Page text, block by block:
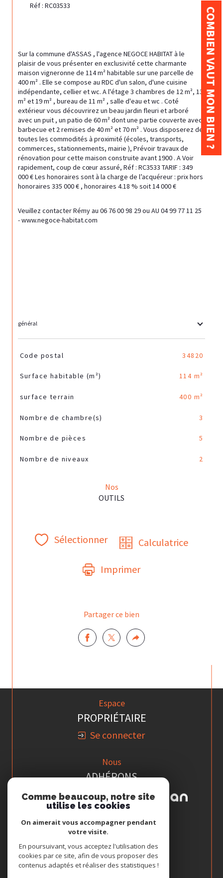
COMBIEN VAUT MON BIEN ?
Réf : RC03533
Sur la commune d'ASSAS , l'agence NEGOCE HABITAT à le
plaisir de vous présenter en exclusivité cette charmante
maison vigneronne de 114 m² habitable sur une parcelle de
400 m² . Elle se compose au RDC d'un salon, d'une cuisine
indépendante, cellier et wc. A l'étage 3 chambres de 12 m², 13
m² et 19 m² , bureau de 11 m² , salle d'eau et wc . Coté
extérieur vous découvrirez un beau jardin fleuri et arboré
avec un puit , un patio de 60 m² dont une partie couverte avec
barbecue et 2 remises de 40 m² et 70 m² . Vous disposerez de
toutes les commodités à proximité (écoles, transports,
commerces, stationnements, mairie ), Prévoir travaux de
rénovation pour cette maison construite avant 1900 . A Voir
rapidement, coup de cœur assuré, Réf : RC3533 TARIF : 349
000 € Les honoraires sont à la charge de l’acquéreur : prix hors
honoraires 335 000 € , honoraires 4.18 % soit 14 000 €
Veuillez contacter Rémy au 06 76 00 98 29 ou AU 04 99 77 11 25
- www.negoce-habitat.com
général
TRAD_SIROCCO_Caracteristique
Code postal 34820
Surface habitable (m²) 114 m²
surface terrain 400 m²
Nombre de chambre(s) 3
Nombre de pièces 5
Nombre de niveaux 2
Nos
OUTILS
Sélectionner Calculatrice
Imprimer
Partager ce bien
Espace
PROPRIÉTAIRE
Se connecter
Nous
ADHÉRONS
Comme beaucoup, notre site
utilise les cookies
On aimerait vous accompagner pendant
votre visite.
En poursuivant, vous acceptez l'utilisation des
cookies par ce site, afin de vous proposer des
contenus adaptés et réaliser des statistiques !